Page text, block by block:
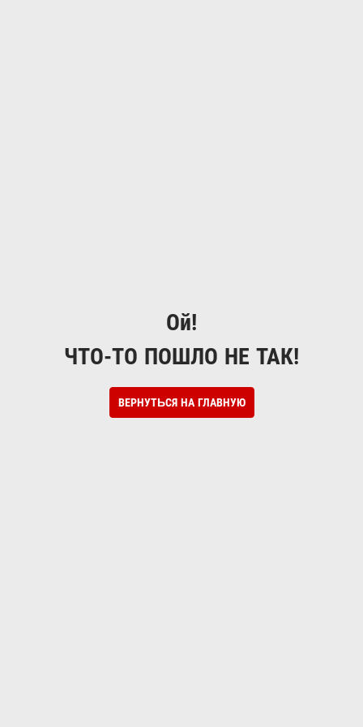
Ой!
ЧТО-ТО ПОШЛО НЕ ТАК!
ВЕРНУТЬСЯ НА ГЛАВНУЮ